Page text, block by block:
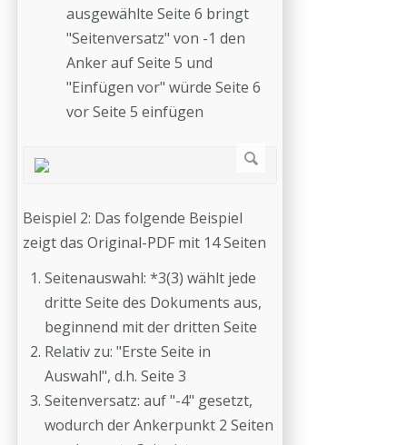
ausgewählte Seite 6 bringt
"Seitenversatz" von -1 den
Anker auf Seite 5 und
"Einfügen vor" würde Seite 6
vor Seite 5 einfügen
Beispiel 2: Das folgende Beispiel
zeigt das Original-PDF mit 14 Seiten
Seitenauswahl: *3(3) wählt jede
dritte Seite des Dokuments aus,
beginnend mit der dritten Seite
Relativ zu: "Erste Seite in
Auswahl", d.h. Seite 3
Seitenversatz: auf "-4" gesetzt,
wodurch der Ankerpunkt 2 Seiten